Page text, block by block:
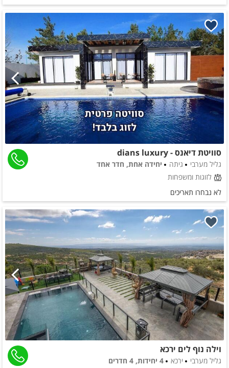
סוויטת דיאנס - dians luxury
גליל מערבי גיתה
יחידה אחת, חדר אחד
לזוגות ומשפחות
לא נבחרו תאריכים
וילה נוף לים ירכא
גליל מערבי ירכא
4 יחידות, 4 חדרים